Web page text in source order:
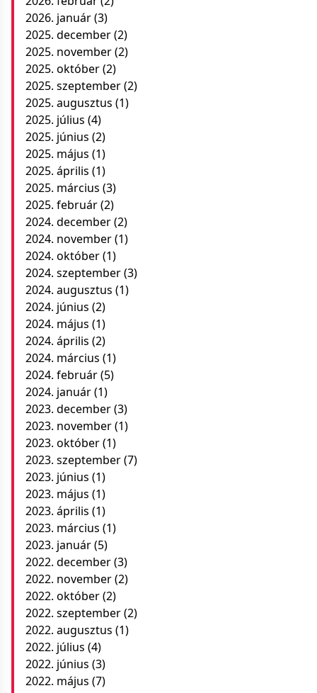
2026. január(3)
2025. december(2)
2025. november(2)
2025. október(2)
2025. szeptember(2)
2025. augusztus (1)
2025. július (4)
2025. június (2)
2025. május (1)
2025. április (1)
2025. március (3)
2025. február(2)
2024. december(2)
2024. november(1)
2024. október(1)
2024. szeptember(3)
2024. augusztus (1)
2024. június (2)
2024. május (1)
2024. április (2)
2024. március (1)
2024. február(5)
2024. január(1)
2023. december(3)
2023. november(1)
2023. október(1)
2023. szeptember(7)
2023. június (1)
2023. május (1)
2023. április (1)
2023. március (1)
2023. január(5)
2022. december(3)
2022. november(2)
2022. október(2)
2022. szeptember(2)
2022. augusztus (1)
2022. július (4)
2022. június (3)
2022. május (7)